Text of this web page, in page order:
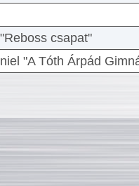
csapat"
"A Tóth Árpád